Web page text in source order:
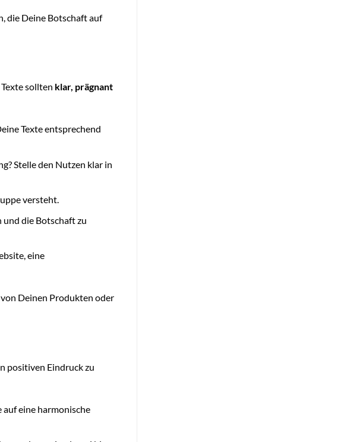
die Deine Botschaft auf
sollten klar, prägnant
Texte entsprechend
Stelle den Nutzen klar in
versteht.
und die Botschaft zu
eine
Deinen Produkten oder
positiven Eindruck zu
eine harmonische